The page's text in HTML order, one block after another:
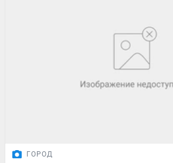
ГОРОД